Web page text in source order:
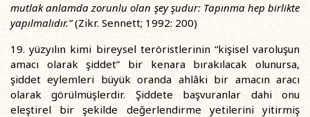
mutlak anlamda zorunlu olan şey şudur: Tapınma hep birlikte
yapılmalıdır.”(Zikr. Sennett; 1992: 200)
19. yüzyılın kimi bireysel teröristlerinin “kişisel varoluşun
amacı olarak şiddet” bir kenara bırakılacak olunursa,
şiddet eylemleri büyük oranda ahlâki bir amacın aracı
olarak görülmüşlerdir. Şiddete başvuranlar dahi onu
eleştirel bir şekilde değerlendirme yetilerini yitirmiş